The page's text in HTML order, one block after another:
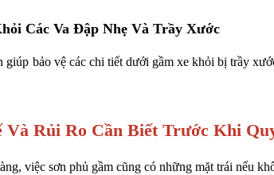
Các Va Đập Nhẹ Và Trầy Xước
bảo vệ các chi tiết dưới gầm xe khỏi bị trầy
Và Rủi Ro Cần Biết Trước Khi
việc sơn phủ gầm cũng có những mặt trái nếu